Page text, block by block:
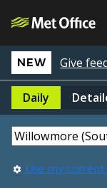
NEW Give
Daily
Use my